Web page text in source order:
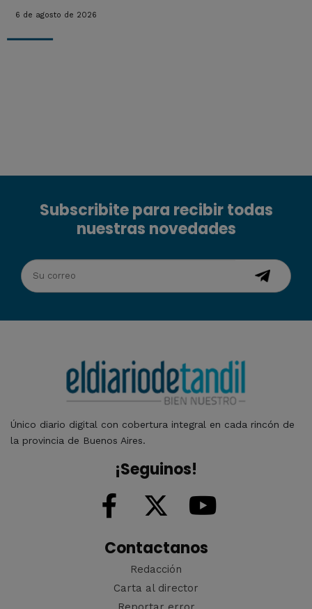
6 de agosto de 2026
Subscribite para recibir todas
nuestras novedades
Único diario digital con cobertura integral en cada rincón de
la provincia de Buenos Aires.
¡Seguinos!
Contactanos
Redacción
Carta al director